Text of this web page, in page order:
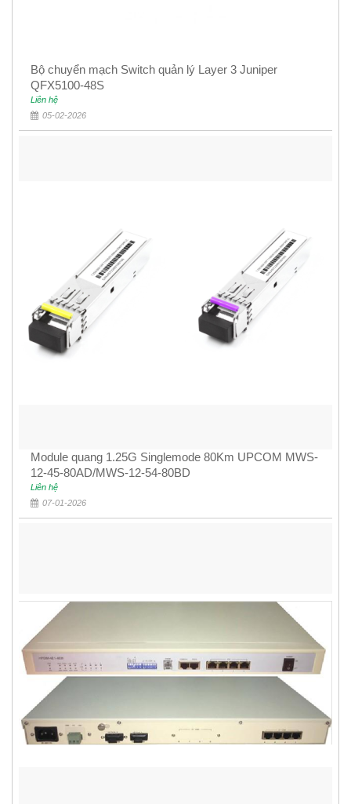
Bộ chuyển mạch Switch quản lý Layer 3 Juniper
QFX5100-48S
Liên hệ
05-02-2026
Module quang 1.25G Singlemode 80Km UPCOM MWS-
12-45-80AD/MWS-12-54-80BD
Liên hệ
07-01-2026